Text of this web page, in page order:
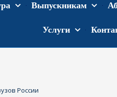
Выпускникам
Услуги
России